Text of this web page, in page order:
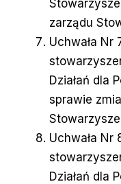
zarządu
Uchwała Nr
Działań dla
sprawie
Uchwała Nr
Działań dla